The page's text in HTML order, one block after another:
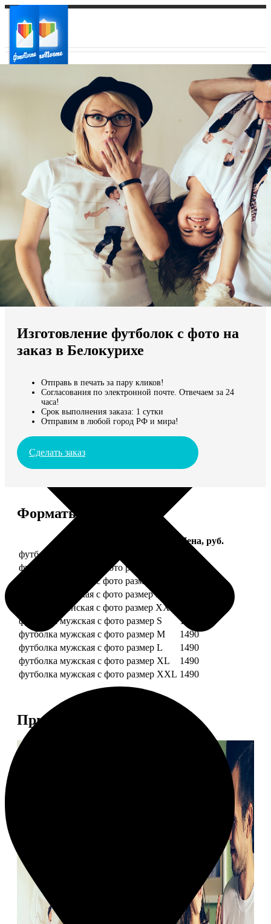
Ваш регион доставки
Выберите из списка:
Мы доставляем по всему миру
Продолжить без города
Изготовление футболок с фото на
заказ в Белокурихе
Отправь в печать за пару кликов!
Согласования по электронной почте. Отвечаем за 24
часа!
Срок выполнения заказа: 1 сутки
Отправим в любой город РФ и мира!
Сделать заказ
Форматы и цены
Цена, руб.
футболка женская с фото размер S
1490
футболка женская с фото размер M
футболка женская с фото размер L
футболка женская с фото размер XL
футболка женская с фото размер XXL
футболка мужская с фото размер S
1490
футболка мужская с фото размер M
1490
футболка мужская с фото размер L
1490
футболка мужская с фото размер XL
1490
футболка мужская с фото размер XXL 1490
Примеры работ